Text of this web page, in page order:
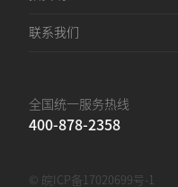
联系我们
全国统一服务热线
400-878-2358
© 皖ICP备17020699号-1